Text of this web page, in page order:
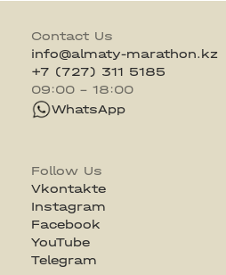
Contact Us
info@almaty-marathon.kz
+7 (727) 311 5185
09:00 - 18:00
WhatsApp
Follow Us
Vkontakte
Instagram
Facebook
YouTube
Telegram